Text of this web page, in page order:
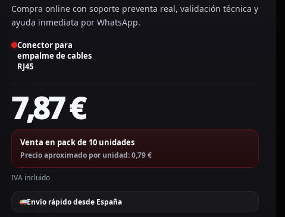
Compra online con soporte preventa real, validación técnica y
ayuda inmediata por WhatsApp.
Conector para
empalme de cables
RJ45
7,87€
Venta en pack de 10 unidades
Precio aproximado por unidad: 0,79 €
IVA incluido
Envío rápido desde España